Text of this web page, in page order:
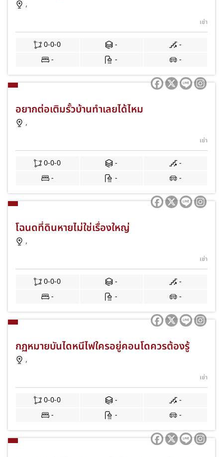
,
เช่า
0-0-0 -
-
-
- -
อยากต่อเติมรั้วบ้านทำเลยได้ไหม
,
เช่า
0-0-0 -
-
-
- -
โฉนดที่ดินหายไม่ใช่เรื่องใหญ่
,
เช่า
0-0-0 -
-
-
- -
กฏหมายบันไดหนีไฟใครอยู่คอนโดควรต้องรู้
,
เช่า
0-0-0 -
-
-
- -